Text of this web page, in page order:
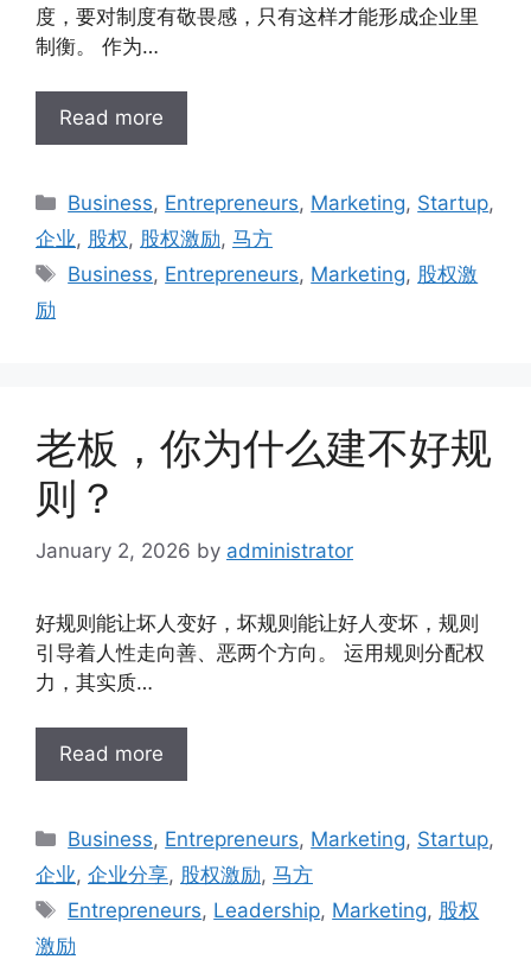
度，要对制度有敬畏感，只有这样才能形成企业里
制衡。 作为…
Read more
Business, Entrepreneurs, Marketing, Startup,
企业, 股权, 股权激励, 马方
Business, Entrepreneurs, Marketing, 股权激
励
老板，你为什么建不好规
则？
January 2, 2026 by administrator
好规则能让坏人变好，坏规则能让好人变坏，规则
引导着人性走向善、恶两个方向。 运用规则分配权
力，其实质…
Read more
Business, Entrepreneurs, Marketing, Startup,
企业, 企业分享, 股权激励, 马方
Entrepreneurs, Leadership, Marketing, 股权
激励